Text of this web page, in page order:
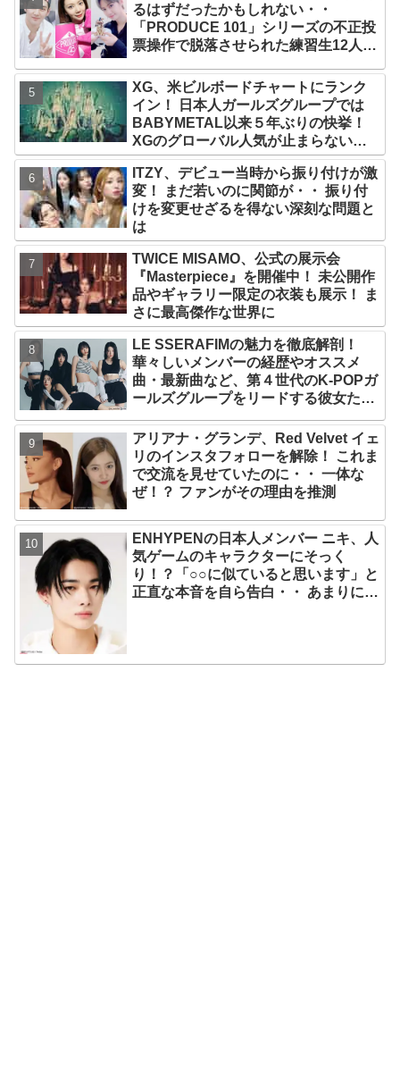
るはずだったかもしれない・・
「PRODUCE 101」シリーズの不正投
票操作で脱落させられた練習生12人の
XG、米ビルボードチャートにランク
イン！ 日本人ガールズグループでは
BABYMETAL以来５年ぶりの快挙！
XGのグローバル人気が止まらない…
「コーチェラ2025」にも日本人唯一の
出演
ITZY、デビュー当時から振り付けが激
変！ まだ若いのに関節が・・ 振り付
けを変更せざるを得ない深刻な問題と
は
TWICE MISAMO、公式の展示会
『Masterpiece』を開催中！ 未公開作
品やギャラリー限定の衣装も展示！ ま
さに最高傑作な世界に
LE SSERAFIMの魅力を徹底解剖！
華々しいメンバーの経歴やオススメ
曲・最新曲など、第４世代のK-POPガ
ールズグループをリードする彼女たち
アリアナ・グランデ、Red Velvet イェ
リのインスタフォローを解除！ これま
で交流を見せていたのに・・ 一体な
ぜ！？ ファンがその理由を推測
ENHYPENの日本人メンバー ニキ、人
気ゲームのキャラクターにそっく
り！？「○○に似ていると思います」と
正直な本音を自ら告白・・ あまりにも